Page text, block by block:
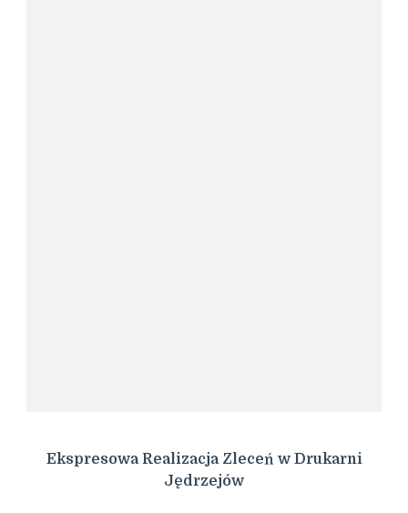
Ekspresowa Realizacja Zleceń w Drukarni
Jędrzejów